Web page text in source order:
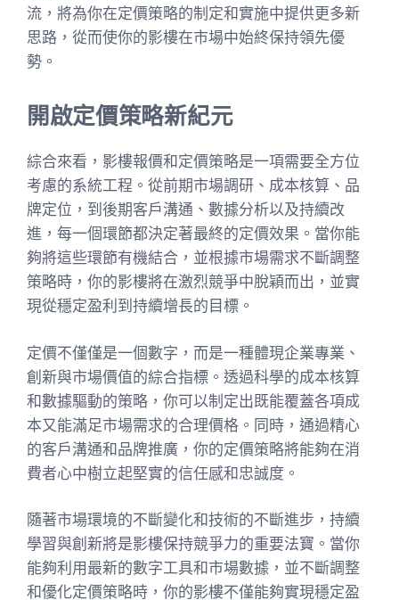
流，將為你在定價策略的制定和實施中提供更多新
思路，從而使你的影樓在市場中始終保持領先優
勢。
開啟定價策略新紀元
綜合來看，影樓報價和定價策略是一項需要全方位
考慮的系統工程。從前期市場調研、成本核算、品
牌定位，到後期客戶溝通、數據分析以及持續改
進，每一個環節都決定著最終的定價效果。當你能
夠將這些環節有機結合，並根據市場需求不斷調整
策略時，你的影樓將在激烈競爭中脫穎而出，並實
現從穩定盈利到持續增長的目標。
定價不僅僅是一個數字，而是一種體現企業專業、
創新與市場價值的綜合指標。透過科學的成本核算
和數據驅動的策略，你可以制定出既能覆蓋各項成
本又能滿足市場需求的合理價格。同時，通過精心
的客戶溝通和品牌推廣，你的定價策略將能夠在消
費者心中樹立起堅實的信任感和忠誠度。
隨著市場環境的不斷變化和技術的不斷進步，持續
學習與創新將是影樓保持競爭力的重要法寶。當你
能夠利用最新的數字工具和市場數據，並不斷調整
和優化定價策略時，你的影樓不僅能夠實現穩定盈